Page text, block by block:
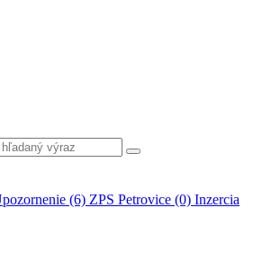
(6) ZPS Petrovice (0) Inzercia